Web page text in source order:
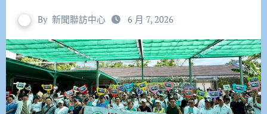
By 新聞聯訪中心 6 月 7, 2026